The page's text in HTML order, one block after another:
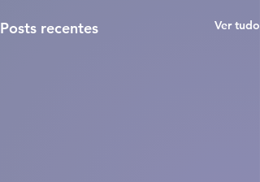
Posts recentes Ver tudo